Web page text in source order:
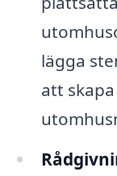
lägga
att